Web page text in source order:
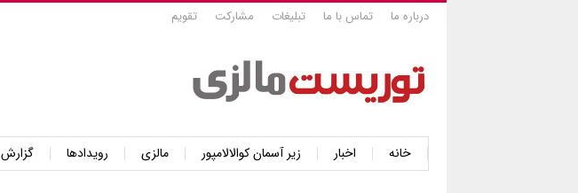
درباره ما تماس با ما تبلیغات مشارکت تقویم
خانه اخبار زیر آسمان کوالالامپور مالزی رویدادها گزارش